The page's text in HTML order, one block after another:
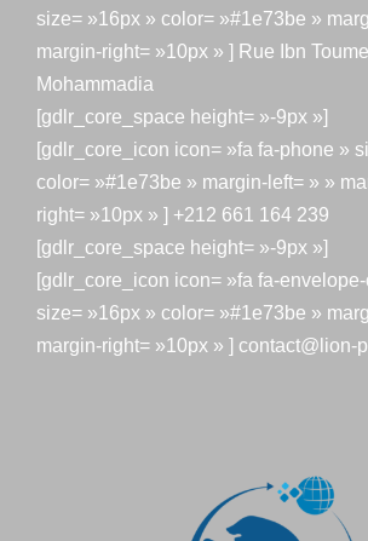
size= »16px » color= »#1e73be »
margin-right= »10px » ] Rue Ibn
Mohammadia
[gdlr_core_space height= »-9px »]
[gdlr_core_icon icon= »fa fa-phone »
color= »#1e73be » margin-left= » »
right= »10px » ] +212 661 164 239
[gdlr_core_space height= »-9px »]
[gdlr_core_icon icon= »fa fa-
size= »16px » color= »#1e73be »
margin-right= »10px » ] contact@lion-